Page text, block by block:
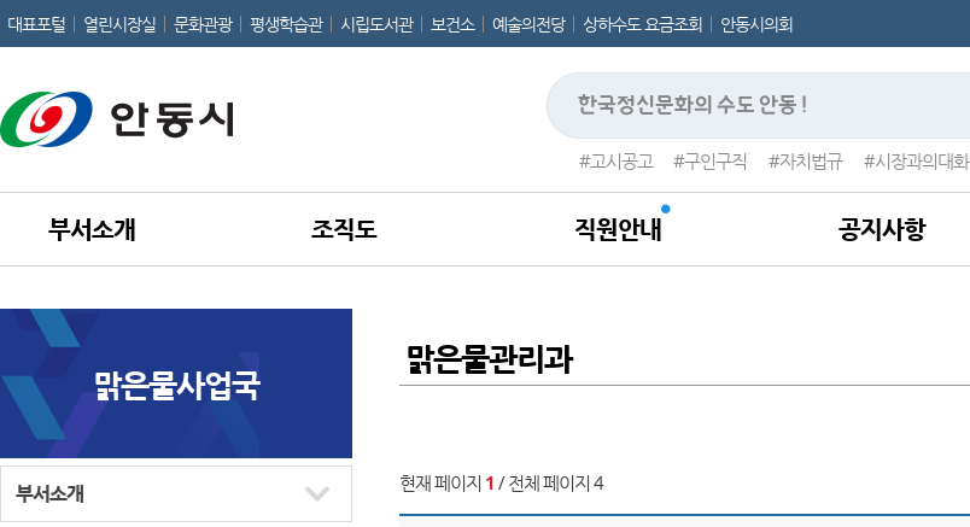
대표포털 열린시장실 문화관광 평생학습관 시립도서관 보건소 예술의전당 상하수도 요금조회 안동시의회
고시공고 구인구직 자치법규 시장과의대화
부서소개 조직도 직원안내 공지사항
맑은물사업국
부서소개
맑은물관리과
현재 페이지 1 / 전체 페이지 4